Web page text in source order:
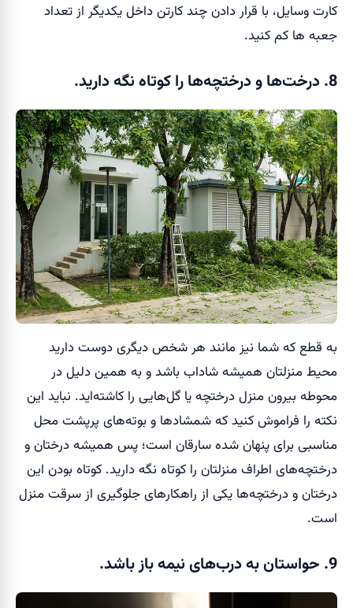
کارت وسایل، با قرار دادن چند کارتن داخل یکدیگر از تعداد
جعبه ها کم کنید.
8. درخت‌ها و درختچه‌ها را کوتاه نگه‌ دارید.
به قطع که شما نیز مانند هر شخص دیگری دوست دارید
محیط منزلتان همیشه شاداب باشد و به همین دلیل در
محوطه بیرون منزل درختچه یا گل‌هایی را کاشته‌اید. نباید این
نکته را فراموش کنید که شمشادها و بوته‌های پرپشت محل
مناسبی برای پنهان شده سارقان است؛ پس همیشه درختان و
درختچه‌های اطراف منزلتان را کوتاه نگه دارید. کوتاه بودن این
درختان و درختچه‌ها یکی از راهکارهای جلوگیری از سرقت منزل
است.
9. حواستان به درب‌های نیمه باز باشد.